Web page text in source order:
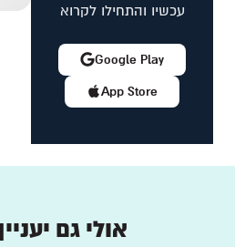
עכשיו והתחילו לקרוא
App Store
Google Play
אולי גם